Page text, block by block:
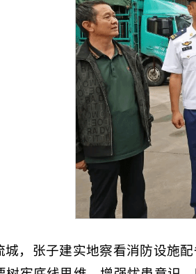
城，张子建实地察看消防设施